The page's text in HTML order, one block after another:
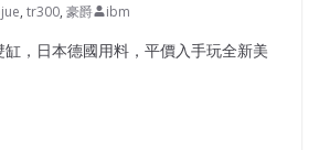
, tr300, 豪爵 ibm
，日本德國用料，平價入手玩全新美